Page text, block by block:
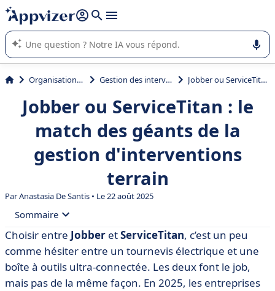
répondre (plusieurs lignes avec
L'IA de Appvizer vous guide dans l'utilisation ou la sélection de
logiciel SaaS en entreprise.
Organisation et planification Gestion des interventions et tournées Jobber ou ServiceTitan : le match des géants de la gestion d'interventions terrain
Jobber ou ServiceTitan : le
match des géants de la
gestion d'interventions
terrain
ParAnastasia De Santis • Le 22 août 2025
Sommaire
• Qu’est-ce que Jobber ?
• Qu’est-ce que ServiceTitan ?
• Jobber vs ServiceTitan : comparez les fonctionnalités
Choisir entre Jobber etServiceTitan, c’est un peu
comme hésiter entre un tournevis électrique et une
boîte à outils ultra-connectée. Les deux font le job,
mais pas de la même façon. En 2025, les entreprises